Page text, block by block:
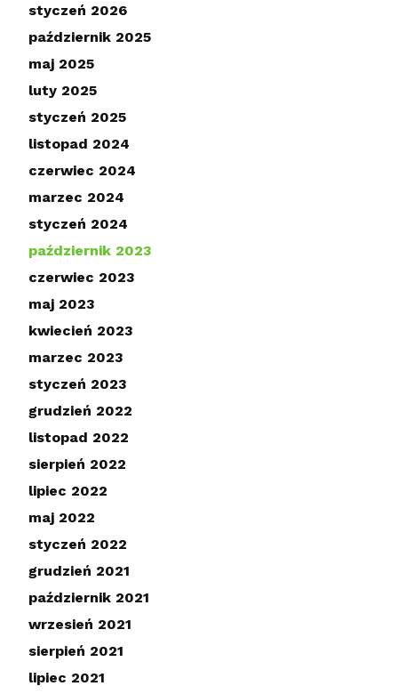
styczeń 2026
październik 2025
maj 2025
luty 2025
styczeń 2025
listopad 2024
czerwiec 2024
marzec 2024
styczeń 2024
październik 2023
czerwiec 2023
maj 2023
kwiecień 2023
marzec 2023
styczeń 2023
grudzień 2022
listopad 2022
sierpień 2022
lipiec 2022
maj 2022
styczeń 2022
grudzień 2021
październik 2021
wrzesień 2021
sierpień 2021
lipiec 2021